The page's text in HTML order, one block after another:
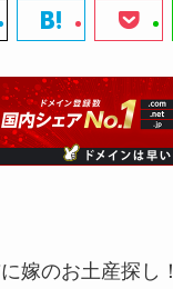
嫁のお土産探し！